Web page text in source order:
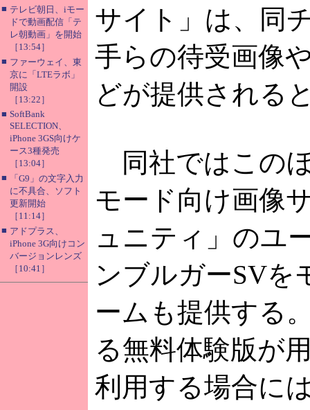
■ テレビ朝日、iモー
ドで動画配信「テ
レ朝動画」を開始
［13:54］
■ ファーウェイ、東
京に「LTEラボ」
開設
［13:22］
■ SoftBank
SELECTION、
iPhone 3GS向けケ
ース3種発売
［13:04］
■
「G9」の文字入力
に不具合、ソフト
更新開始
［11:14］
■ アドプラス、
iPhone 3G向けコン
バージョンレンズ
［10:41］
サイト」は、同
手らの待受画像
どが提供される
同社ではこの
モード向け画像
ュニティ」のユ
ンブルガーSVを
ームも提供する
る無料体験版が
利用する場合に